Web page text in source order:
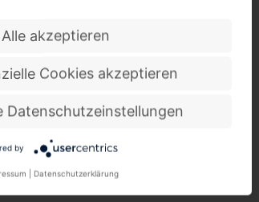
Alle akzeptieren
Cookies akzeptieren
Datenschutzeinstellungen
by
Datenschutzerklärung